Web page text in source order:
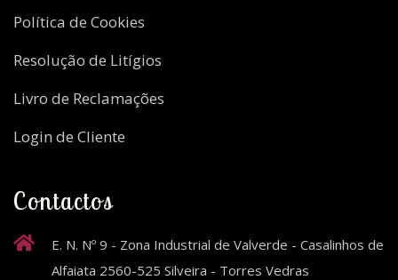
Política de Cookies
Resolução de Litígios
Livro de Reclamações
Login de Cliente
Contactos
E. N. Nº 9 - Zona Industrial de Valverde - Casalinhos de
Alfaiata 2560-525 Silveira - Torres Vedras